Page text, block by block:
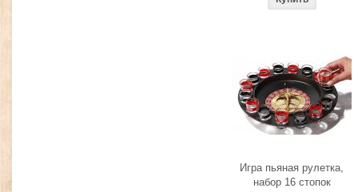
Игра пьяная рулетка,
набор 16 стопок